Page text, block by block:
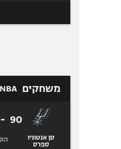
משחקים NBA
סן אנטוניו
ספרס
90
-